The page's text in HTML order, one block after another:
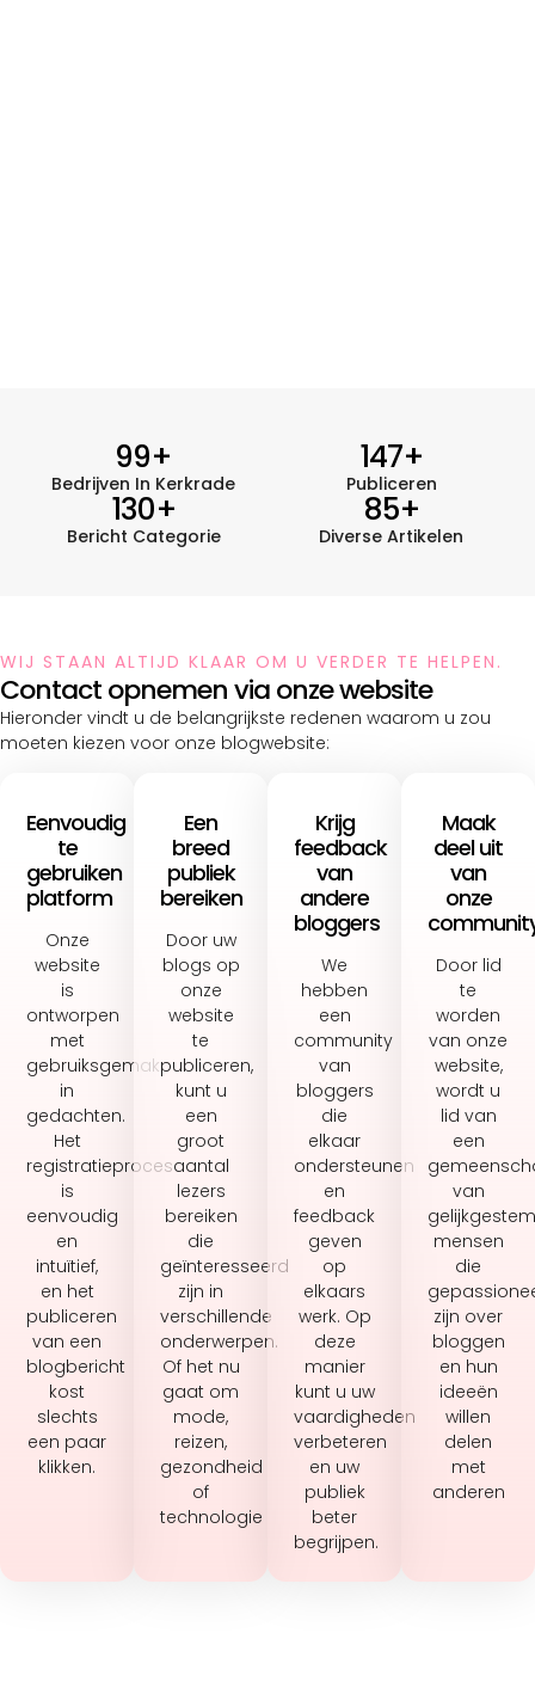
Bedrijven In Kerkrade
99+
Bericht Categorie
130+
Publiceren
147+
Diverse Artikelen
85+
WIJ STAAN ALTIJD KLAAR OM U VERDER TE HELPEN.
Contact opnemen via onze website
Hieronder vindt u de belangrijkste redenen waarom u zou
moeten kiezen voor onze blogwebsite:
Eenvoudig
te
gebruiken
platform
Onze
website
is
ontworpen
met
gebruiksgemak
in
gedachten.
Het
registratieproces
is
eenvoudig
en
intuïtief,
en het
publiceren
van een
blogbericht
kost
slechts
een paar
klikken.
Een
breed
publiek
bereiken
Door uw
blogs op
onze
website
te
publiceren,
kunt u
een
groot
aantal
lezers
bereiken
die
geïnteresseerd
zijn in
verschillende
onderwerpen.
Of het nu
gaat om
mode,
reizen,
gezondheid
of
technologie
Krijg
feedback
van
andere
bloggers
We
hebben
een
community
van
bloggers
die
elkaar
ondersteunen
en
feedback
geven
op
elkaars
werk. Op
deze
manier
kunt u uw
vaardigheden
verbeteren
en uw
publiek
beter
begrijpen.
Maak
deel uit
van
onze
Door lid
te
worden
van onze
website,
wordt u
lid van
een
van
mensen
die
zijn over
bloggen
en hun
ideeën
willen
delen
met
anderen